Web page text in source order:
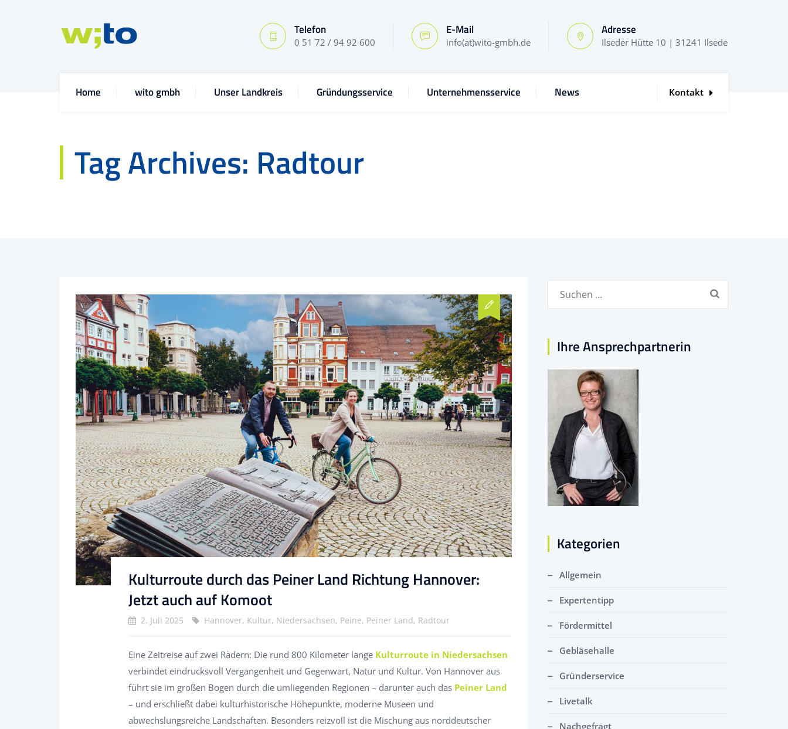
Telefon
0 51 72 / 94 92 600
E-Mail
info(at)wito-gmbh.de
Adresse
Ilseder Hütte 10 | 31241 Ilsede
Home wito gmbh Unser Landkreis Gründungsservice Unternehmensservice News Kontakt
Tag Archives: Radtour
Kulturroute durch das Peiner Land Richtung Hannover:
Jetzt auch auf Komoot
2. Juli 2025 Hannover, Kultur, Niedersachsen, Peine, Peiner Land, Radtour
Eine Zeitreise auf zwei Rädern: Die rund 800 Kilometer lange Kulturroute in Niedersachsen
verbindet eindrucksvoll Vergangenheit und Gegenwart, Natur und Kultur. Von Hannover aus
führt sie im großen Bogen durch die umliegenden Regionen – darunter auch das Peiner Land
– und erschließt dabei kulturhistorische Höhepunkte, moderne Museen und
abwechslungsreiche Landschaften. Besonders reizvoll ist die Mischung aus norddeutscher
Suchen
Ihre Ansprechpartnerin
Kategorien
Allgemein
Expertentipp
Fördermittel
Gebläsehalle
Gründerservice
Livetalk
Nachgefragt